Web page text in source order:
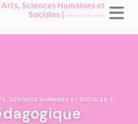
Sciences Humaines et
Sociales |Università di Corsica
SCIENCES HUMAINES ET SOCIALES |